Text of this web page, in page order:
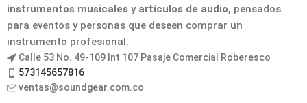
instrumentos musicales yartículos de audio, pensados
para eventos y personas que deseen comprar un
instrumento profesional.
Calle 53 No. 49-109 Int 107 Pasaje Comercial Roberesco
573145657816
ventas@soundgear.com.co